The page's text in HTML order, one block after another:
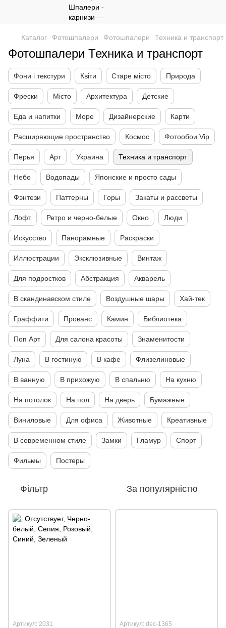
Каталог Фотошпалери Фотошпалери Техника и транспорт
Фотошпалери Техника и транспорт
Фони і текстури Квіти Старе місто Природа
Фрески Місто Архитектура Детские
Еда и напитки Море Дизайнерские Карти
Расширяющие пространство Космос Фотообои Vip
Перья Арт Украина Техника и транспорт
Небо Водопады Японские и просто сады
Фэнтези Паттерны Горы Закаты и рассветы
Лофт Ретро и черно-белые Окно Люди
Искусство Панорамные Раскраски
Иллюстрации Эксклюзивные Винтаж
Для подростков Абстракция Акварель
В скандинавском стиле Воздушные шары Хай-тек
Граффити Прованс Камин Библиотека
Поп Арт Для салона красоты Знаменитости
Луна В гостиную В кафе Флизелиновые
В ванную В прихожую В спальню На кухню
На потолок На пол На дверь Бумажные
Виниловые Для офиса Животные Креативные
В современном стиле Замки Гламур Спорт
Фильмы Постеры
Фільтр За популярністю
Артикул: 2031 Артикул: dec-1365